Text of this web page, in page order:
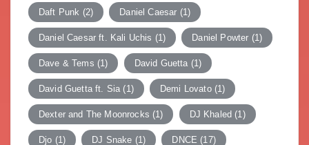
Daft Punk (2) Daniel Caesar (1)
Daniel Caesar ft. Kali Uchis (1) Daniel Powter (1)
Dave & Tems (1) David Guetta (1)
David Guetta ft. Sia (1) Demi Lovato(1)
Dexter and The Moonrocks (1) DJ Khaled (1)
Djo (1) DJ Snake (1) DNCE (17)